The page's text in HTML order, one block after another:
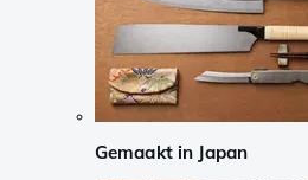
Gemaakt in Japan